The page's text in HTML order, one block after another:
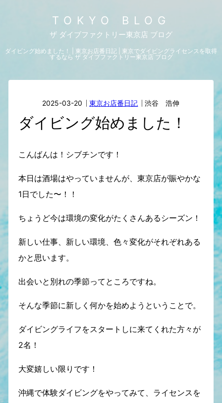
TOKYO BLOG
ザ ダイブファクトリー東京店 ブログ
ダイビング始めました！ | 東京お店番日記 | 東京でダイビングライセンスを取得
するなら ザ ダイブファクトリー東京店 ブログ
2025-03-20 東京お店番日記 渋谷 浩伸
ダイビング始めました！
こんばんは！シブチンです！
本日は酒場はやっていませんが、東京店が賑やかな
1日でした〜！！
ちょうど今は環境の変化がたくさんあるシーズン！
新しい仕事、新しい環境、色々変化がそれぞれある
かと思います。
出会いと別れの季節ってところですね。
そんな季節に新しく何かを始めようということで。
ダイビングライフをスタートしに来てくれた方々が
2名！
大変嬉しい限りです！
沖縄で体験ダイビングをやってみて、ライセンスを